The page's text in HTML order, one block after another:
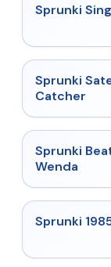
Sprunki
Sprunki
Catcher
Sprunki
Wenda
Sprunki